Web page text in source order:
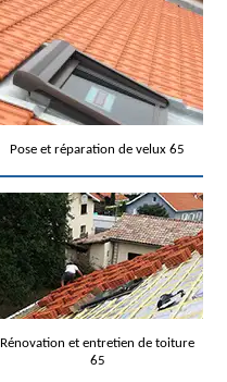
Pose et réparation de velux 65
Rénovation et entretien de toiture
65